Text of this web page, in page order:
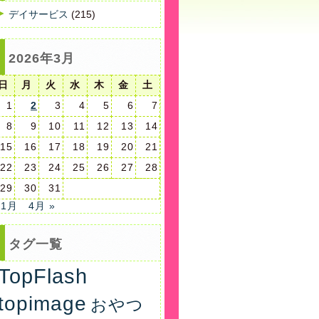
デイサービス (215)
2026年3月
月 火 水 木 金
土
1
2 3 4 5 6
7
8
9 10 11 12 13
14
15
16 17 18 19 20
21
22
23 24 25 26 27
28
29
30
31
月
4月 »
タグ一覧
おやつ